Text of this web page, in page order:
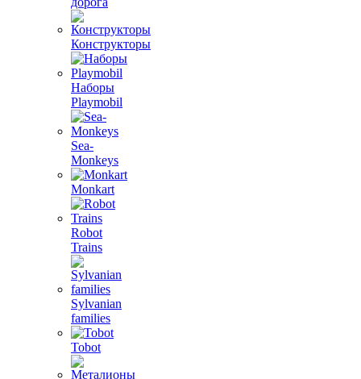
Конструкторы
Наборы
Playmobil
Sea-
Monkeys
Monkart
Robot
Trains
Sylvanian
families
Tobot